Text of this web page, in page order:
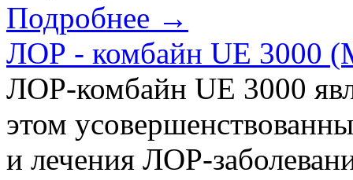
Подробнее →
ЛОР - комбайн UE 3000
ЛОР-комбайн UE 3000
этом
и лечения ЛОР-